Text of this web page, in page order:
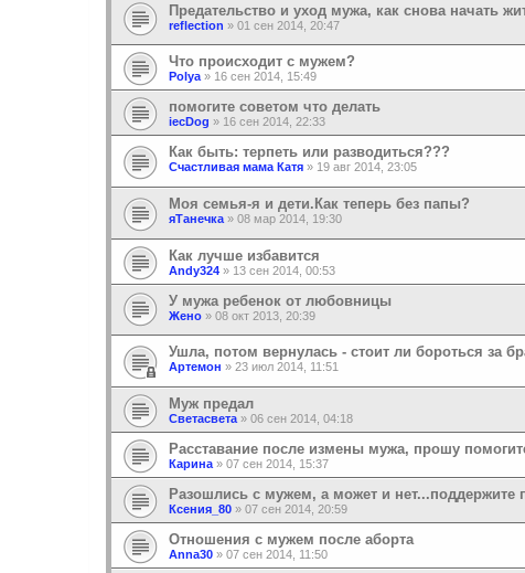
Предательство и уход мужа, как снова начать
reflection » 01 сен 2014, 20:47
Что происходит с мужем?
Polya» 16 сен 2014, 15:49
помогите советом что делать
iecDog » 16 сен 2014, 22:33
Как быть: терпеть или разводиться???
Cчастливая мама Катя » 19 авг 2014, 23:05
Моя семья-я и дети.Как теперь без папы?
яТанечка » 08 мар 2014, 19:30
Как лучше избавится
Andy324 » 13 сен 2014, 00:53
У мужа ребенок от любовницы
Жено » 08 окт 2013, 20:39
Ушла, потом вернулась - стоит ли бороться за
Артемон » 23 июл 2014, 11:51
Муж предал
Светасвета » 06 сен 2014, 04:18
Расставание после измены мужа, прошу
Карина » 07 сен 2014, 15:37
Разошлись с мужем, а может и нет...поддержите
Ксения_80 » 07 сен 2014, 20:59
Отношения с мужем после аборта
Anna30 » 07 сен 2014, 11:50